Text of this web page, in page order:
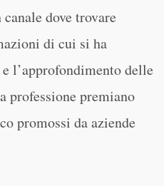
dove trovare
di cui si ha
l’approfondimento delle
professione premiano
promossi da aziende